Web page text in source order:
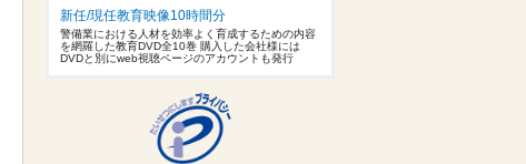
新任/現任教育映像10時間分
警備業における人材を効率よく育成するための内容
を網羅した教育DVD全10巻 購入した会社様には
DVDと別にweb視聴ページのアカウントも発行